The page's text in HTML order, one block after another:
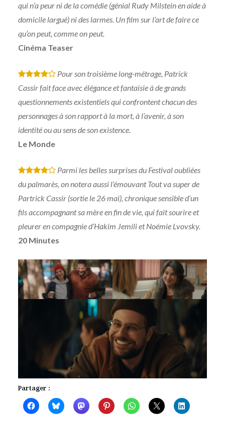
qui n’a peur ni de la comédie (génial Rudy Milstein en aide à
domicile largué) ni des larmes. Un film sur l’art de faire ce
qu’on peut, comme on peut.
Cinéma Teaser
* * * *
Pour son troisième long-métrage, Patrick
Cassir fait face avec élégance et fantaisie à de grands
questionnements existentiels qui confrontent chacun des
personnages à son rapport à la mort, à l’avenir, à son
identité ou au sens de son existence.
Le Monde
* * * *
Parmi les belles surprises du Festival oubliées
du palmarès, on notera aussi l’émouvant Tout va super de
Partrick Cassir (sortie le 26 mai), chronique sensible d’un
fils accompagnant sa mère en fin de vie, qui fait sourire et
pleurer en compagnie d’Hakim Jemili et Noémie Lvovsky.
20 Minutes
Partager :